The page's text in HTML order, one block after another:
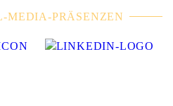
MEDIA-PRÄSENZEN